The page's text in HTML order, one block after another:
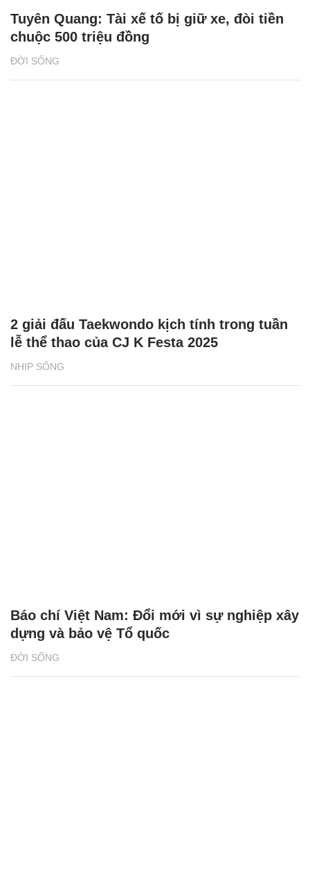
ĐỜI SỐNG
Tuyên Quang: Tài xế tố bị giữ xe, đòi tiền
chuộc 500 triệu đồng
NHỊP SỐNG
2 giải đấu Taekwondo kịch tính trong tuần
lễ thể thao của CJ K Festa 2025
ĐỜI SỐNG
Báo chí Việt Nam: Đổi mới vì sự nghiệp xây
dựng và bảo vệ Tổ quốc